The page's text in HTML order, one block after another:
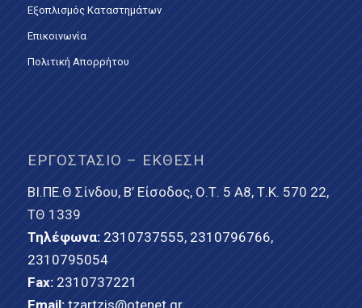
Εξοπλισμός Καταστημάτων
Επικοινωνία
Πολιτική Απορρήτου
ΕΡΓΟΣΤΆΣΙΟ – ΈΚΘΕΣΗ
ΒΙ.ΠΕ.Θ Σίνδου, Β’ Είσοδος, Ο.Τ. 5 Α8, Τ.Κ. 570 22,
ΤΘ 1339
Τηλέφωνα: 2310737555, 2310796766,
2310795054
Fax: 2310737221
Email: tzartzis@otenet.gr